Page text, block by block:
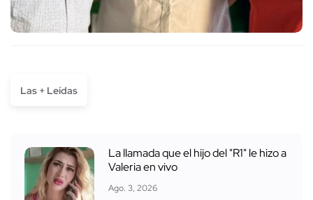
Las + Leídas
La llamada que el hijo del "R1" le hizo a
Valeria en vivo
Ago. 3, 2026